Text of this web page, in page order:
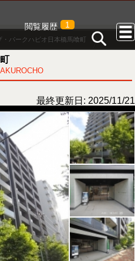
閲覧履歴 1
・パークハビオ日本橋馬喰町
最終更新日: 2025/11/21